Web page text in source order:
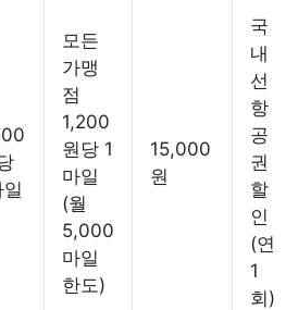
일
모든
가맹
점
1,200
원당 1
마일
(월
5,000
마일
한도)
15,000
원
국
내
선
항
공
권
할
인
(연
1
회)